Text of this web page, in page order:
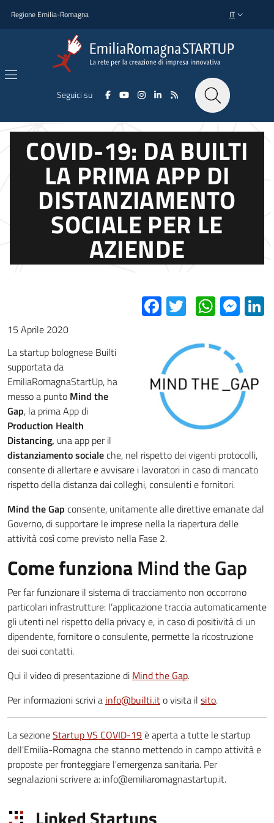
Regione Emilia-Romagna SELETTORE
IT
Seguici su
COVID-19: DA BUILTI
LA PRIMA APP DI
DISTANZIAMENTO
SOCIALE PER LE
AZIENDE
Facebook
Twitter
15 Aprile 2020
La startup bolognese Builti
supportata da
EmiliaRomagnaStartUp, ha
messo a punto Mind the
Gap, la prima App di
Production Health
Distancing, una app per il
distanziamento socialeche, nel rispetto dei vigenti protocolli,
consente di allertare e avvisare i lavoratori in caso di mancato
rispetto della distanza dai colleghi, consulenti e fornitori.
Mind the Gap consente, unitamente alle direttive emanate dal
Governo, di supportare le imprese nella la riapertura delle
attività così come previsto nella Fase 2.
Come funzionaMind the Gap
Per far funzionare il sistema di tracciamento non occorrono
particolari infrastrutture: l’applicazione traccia automaticamente
gli utenti nel rispetto della privacy e, in caso di positività di un
dipendente, fornitore o consulente, permette la ricostruzione
dei suoi contatti.
Qui il video di presentazione di Mind the Gap.
Per informazioni scrivi a info@builti.ito visita il sito.
La sezioneStartup VS COVID-19è aperta a tutte le startup
dell'Emilia-Romagna che stanno mettendo in campo attività e
proposte per fronteggiare l'emergenza sanitaria. Per
segnalazioni scrivere a: info@emiliaromagnastartup.it.